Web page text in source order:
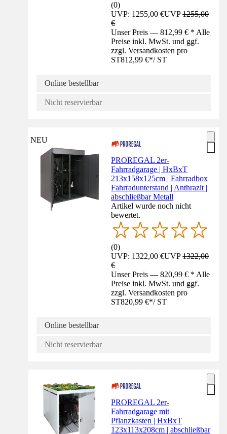
(0)
UVP: 1255,00 €UVP1255,00
€
Unser Preis — 812,99 € * Alle
Preise inkl. MwSt. und ggf.
zzgl. Versandkosten pro
ST812,99 €*/ ST
Online bestellbar
Nicht reservierbar
NEU
PROREGAL 2er-
Fahrradgarage | HxBxT
213x158x125cm | Fahrradbox
Fahrradunterstand | Anthrazit |
abschließbar Metall
Artikel wurde noch nicht
bewertet.
(0)
UVP: 1322,00 €UVP1322,00
€
Unser Preis — 820,99 € * Alle
Preise inkl. MwSt. und ggf.
zzgl. Versandkosten pro
ST820,99 €*/ ST
Online bestellbar
Nicht reservierbar
PROREGAL 2er-
Fahrradgarage mit
Pflanzkasten | HxBxT
123x113x208cm | abschließbar